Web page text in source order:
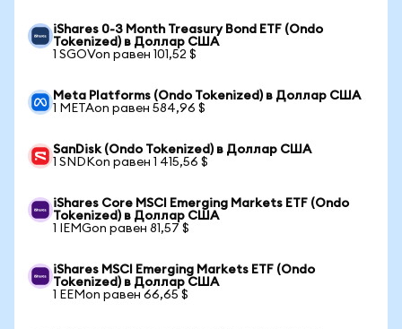
iShares 0-3 Month Treasury Bond ETF (Ondo
Tokenized) в Доллар США
1 SGOVon равен 101,52 $
Meta Platforms (Ondo Tokenized) в Доллар США
1 METAon равен 584,96 $
SanDisk (Ondo Tokenized) в Доллар США
1 SNDKon равен 1 415,56 $
iShares Core MSCI Emerging Markets ETF (Ondo
Tokenized) в Доллар США
1 IEMGon равен 81,57 $
iShares MSCI Emerging Markets ETF (Ondo
Tokenized) в Доллар США
1 EEMon равен 66,65 $